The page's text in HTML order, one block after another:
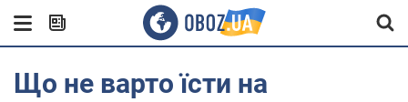
Що не варто їсти на